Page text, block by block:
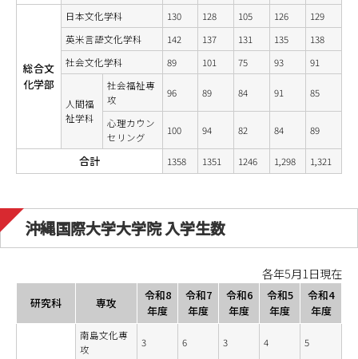
総合文
化学部
日本文化学科 130 128 105 126
129
英米言語文化学科
142 137 131 135
138
社会文化学科
89 101 75 93 91
人間福
祉学科
社会福祉専
攻
96 89 84 91 85
心理カウン
セリング
100 94 82 84 89
合計 1358 1351 1246 1,298 1,321
沖縄国際大学大学院 入学生数
各年5月1日現在
研究科 専攻
令和8
年度
令和7
年度
令和6
年度
令和5
年度
令和4
年度
南島文化専
攻
3 6 3 4 5